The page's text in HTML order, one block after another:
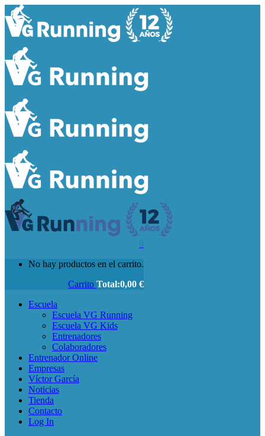
No hay productos en el carrito.
Carrito Total:0,00 €
Escuela
Escuela VG Running
Escuela VG Kids
Entrenadores
Colaboradores
Entrenador Online
Empresas
Víctor García
Noticias
Tienda
Contacto
Log In